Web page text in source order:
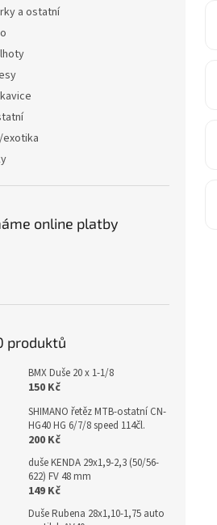
a ostatní
online platby
produktů
BMX Duše 20 x 1-1/8
150 Kč
SHIMANO řetěz MTB-ostatní CN-
HG40 HG 6/7/8 speed 114čl.
200 Kč
duše KENDA 29x1,9-2,3 (50/56-
622) FV 48 mm
149 Kč
Duše Rubena 28x1,10-1,75 auto